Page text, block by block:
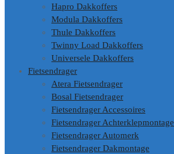
Hapro Dakkoffers
Modula Dakkoffers
Thule Dakkoffers
Twinny Load Dakkoffers
Universele Dakkoffers
Fietsendrager
Atera Fietsendrager
Bosal Fietsendrager
Fietsendrager Accessoires
Fietsendrager Achterklepmontage
Fietsendrager Automerk
Fietsendrager Dakmontage